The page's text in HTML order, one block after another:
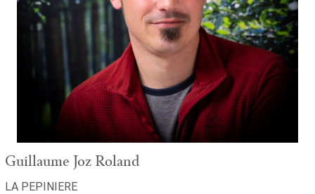
Guillaume Joz Roland
LA PEPINIERE